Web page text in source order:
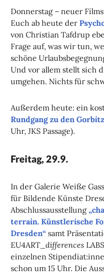
Donnerstag – neuer
Euch ab heute der
von Christian Tafdrup
Frage auf, was wir tun,
schöne
Und vor allem stellt sich
umgehen. Nichts für
Außerdem heute: ein
Rundgang zu den
Uhr, JKS Passage).
Freitag, 29.9.
In der Galerie Weiße
für Bildende Künste
Abschlussausstellung
terrain. Künstlerische
Dresden“ samt
EU4ART _differences
einzelnen
schon um 15 Uhr. Die